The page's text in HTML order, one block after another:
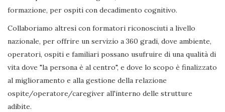
formazione, per ospiti con decadimento cognitivo.
Collaboriamo altresì con formatori riconosciuti a livello
nazionale, per offrire un servizio a 360 gradi, dove ambiente,
operatori, ospiti e familiari possano usufruire di una qualità di
vita dove "la persona è al centro", e dove lo scopo è finalizzato
al miglioramento e alla gestione della relazione
ospite/operatore/caregiver all'interno delle strutture
adibite.